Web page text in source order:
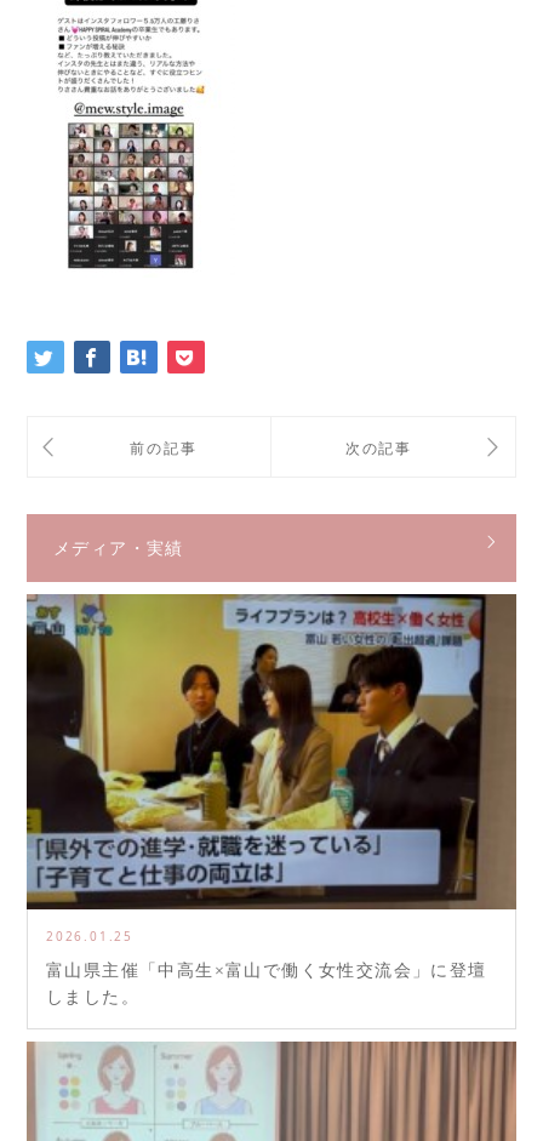
メディア・実績
2026.01.25
富山県主催「中高生×富山で働く女性交流会」に登壇
しました。